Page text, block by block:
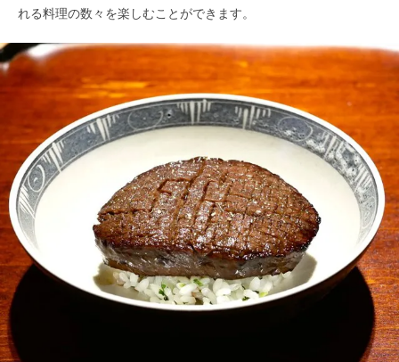
れる料理の数々を楽しむことができます。